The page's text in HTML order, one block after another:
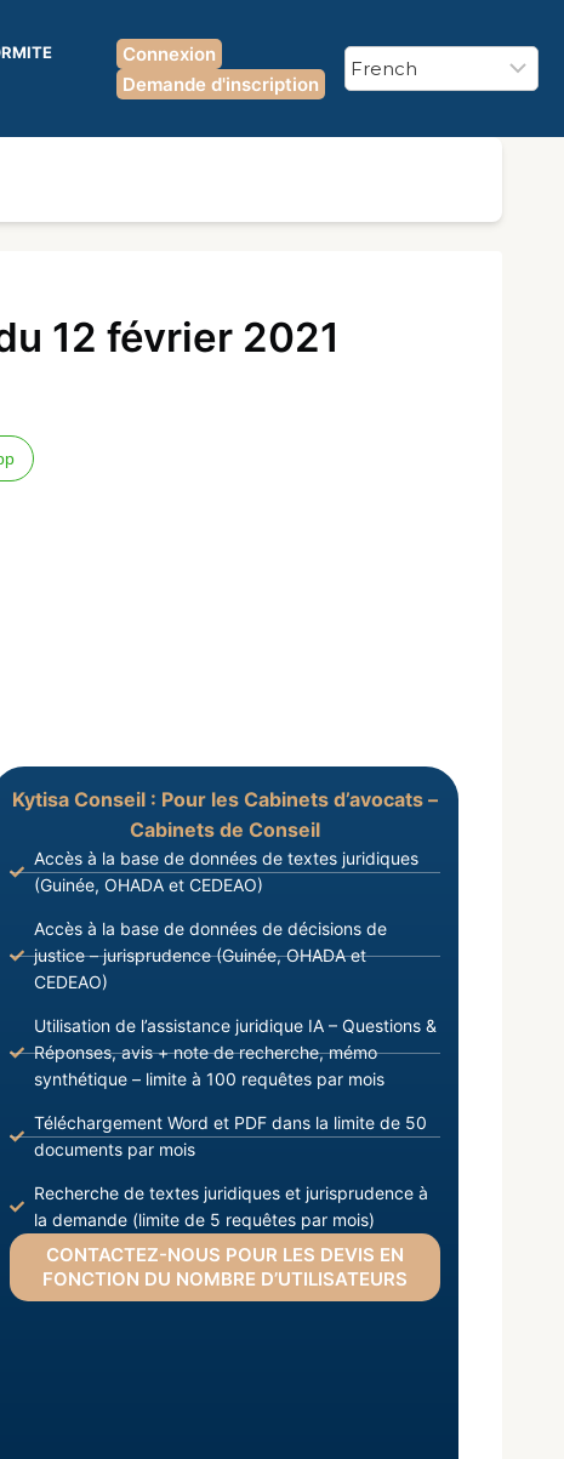
Connexion
Demande d'inscription
12 février 2021
Kytisa Conseil : Pour les Cabinets d’avocats –
Cabinets de Conseil
Accès à la base de données de textes juridiques
(Guinée, OHADA et CEDEAO)
Accès à la base de données de décisions de
justice – jurisprudence (Guinée, OHADA et
CEDEAO)
Utilisation de l’assistance juridique IA – Questions &
Réponses, avis + note de recherche, mémo
synthétique – limite à 100 requêtes par mois
Téléchargement Word et PDF dans la limite de 50
documents par mois
Recherche de textes juridiques et jurisprudence à
la demande (limite de 5 requêtes par mois)
CONTACTEZ-NOUS POUR LES DEVIS EN
FONCTION DU NOMBRE D’UTILISATEURS